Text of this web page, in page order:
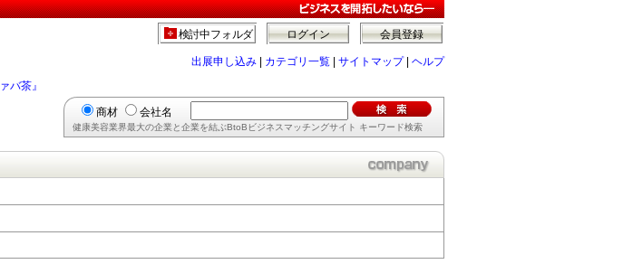
会員登録
ログイン
検討中フォルダ
出展申し込み カテゴリ一覧 サイトマップ| ヘルプ
バ茶』
商材 会社名
健康美容業界最大の企業と企業を結ぶBtoBビジネスマッチングサイト キーワード検索